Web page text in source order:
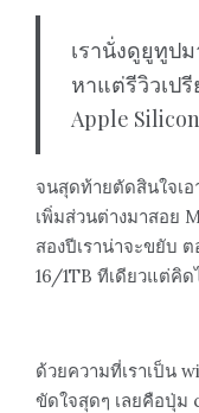
เรานั่งดู​ยูทูป
หาแต่รีวิวเป
Apple
จนสุดท้ายตัดสินใจเอ
เพิ่มส่วนต่างมาสอย
สองปีเราน่าจะขยับ
16/1TB ทีเดียวแต่คิ
ด้วยความที่เราเป็น
ขัดใจสุดๆ เลยคือปุ่ม